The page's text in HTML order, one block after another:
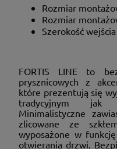
Rozmiar
Rozmiar
Szerokość
FORTIS LINE to
prysznicowych z
które prezentują się
tradycyjnym jak
Minimalistyczne
zlicowane ze
wyposażone w
otwierania drzwi.